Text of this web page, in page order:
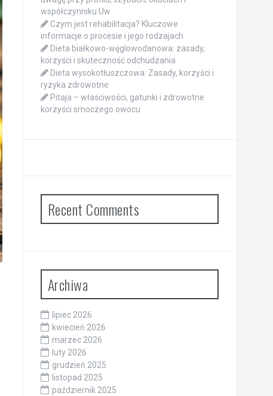
współczynniku Uw
Czym jest rehabilitacja? Kluczowe
informacje o procesie i jego rodzajach
Dieta białkowo-węglowodanowa: zasady,
korzyści i skuteczność odchudzania
Dieta wysokotłuszczowa: Zasady, korzyści i
ryzyka zdrowotne
Pitaja – właściwości, gatunki i zdrowotne
korzyści smoczego owocu
Recent Comments
Archiwa
lipiec 2026
kwiecień 2026
marzec 2026
luty 2026
grudzień 2025
listopad 2025
październik 2025